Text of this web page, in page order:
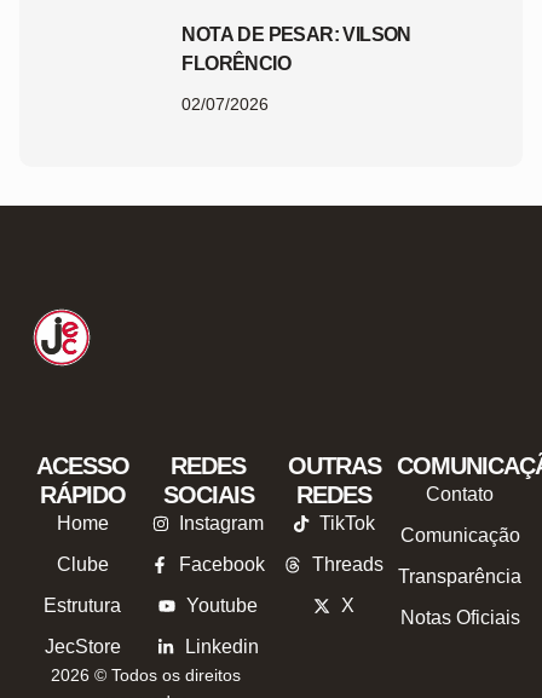
NOTA DE PESAR: VILSON
FLORÊNCIO
02/07/2026
ACESSO
RÁPIDO
Home
Clube
Estrutura
JecStore
REDES
SOCIAIS
Instagram
Facebook
Youtube
Linkedin
OUTRAS
REDES
TikTok
Threads
X
Contato
Comunicação
Transparência
Notas Oficiais
2026 © Todos os direitos